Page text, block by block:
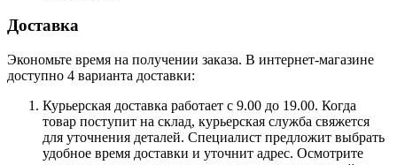
Доставка
Экономьте время на получении заказа. В интернет-магазине
доступно 4 варианта доставки:
Курьерская доставка работает с 9.00 до 19.00. Когда
товар поступит на склад, курьерская служба свяжется
для уточнения деталей. Специалист предложит выбрать
удобное время доставки и уточнит адрес. Осмотрите